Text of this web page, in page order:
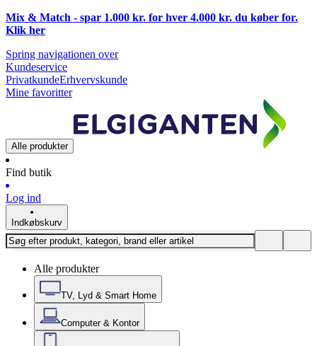
Mix & Match - spar 1.000 kr. for hver 4.000 kr. du køber for.
Klik her
Spring navigationen over
Kundeservice
PrivatkundeErhvervskunde
Mine favoritter
Alle produkter
Find butik
Log ind
Indkøbskurv
Alle produkter
TV, Lyd & Smart Home
Computer & Kontor